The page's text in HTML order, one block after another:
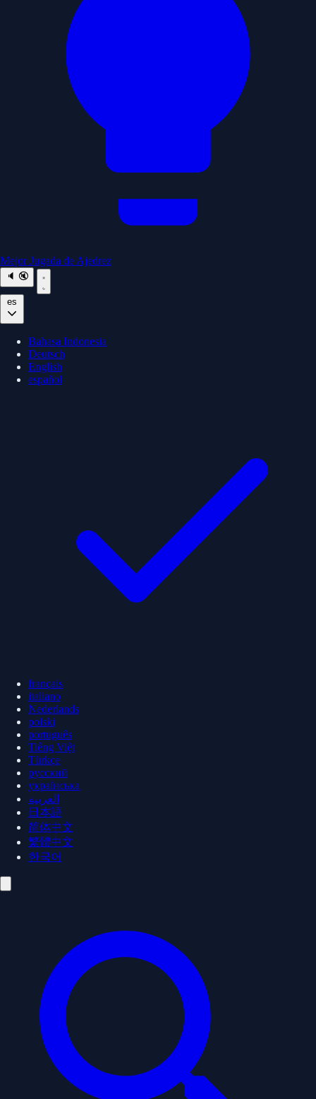
Mejor Jugada de Ajedrez
🔈 🔇
es
Bahasa Indonesia
Deutsch
English
español
français
italiano
Nederlands
polski
português
Tiếng Việt
Türkçe
русский
українська
العربية
日本語
简体中文
繁體中文
한국어